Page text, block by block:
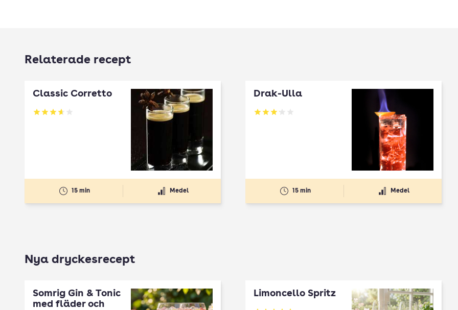
Relaterade recept
Classic Corretto
Betyg: 3.67 av 5
15 min Medel
Drak-Ulla
Betyg: 3.16 av 5
15 min Medel
Nya dryckesrecept
Somrig Gin & Tonic
med fläder och
Limoncello Spritz